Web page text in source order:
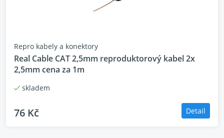
Repro kabely a konektory
Real Cable CAT 2,5mm reproduktorový kabel 2x
2,5mm cena za 1m
skladem
76 Kč Detail